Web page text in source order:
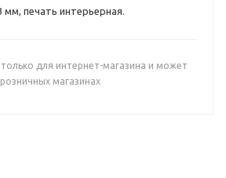
мм, печать интерьерная.
для интернет-магазина и может
магазинах